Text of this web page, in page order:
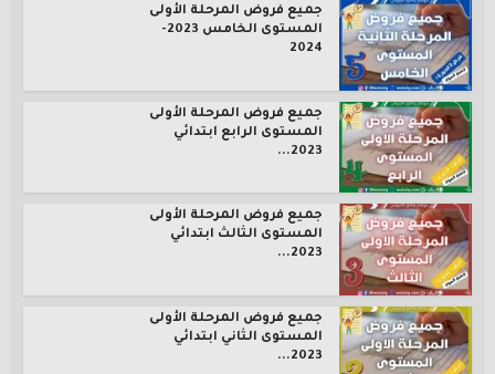
جميع فروض المرحلة الأولى
المستوى الخامس 2023-
2024
جميع فروض المرحلة الأولى
المستوى الرابع ابتدائي
2023...
جميع فروض المرحلة الأولى
المستوى الثالث ابتدائي
2023...
جميع فروض المرحلة الأولى
المستوى الثاني ابتدائي
2023...